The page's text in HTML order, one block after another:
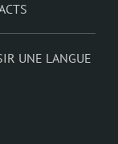
UNE LANGUE